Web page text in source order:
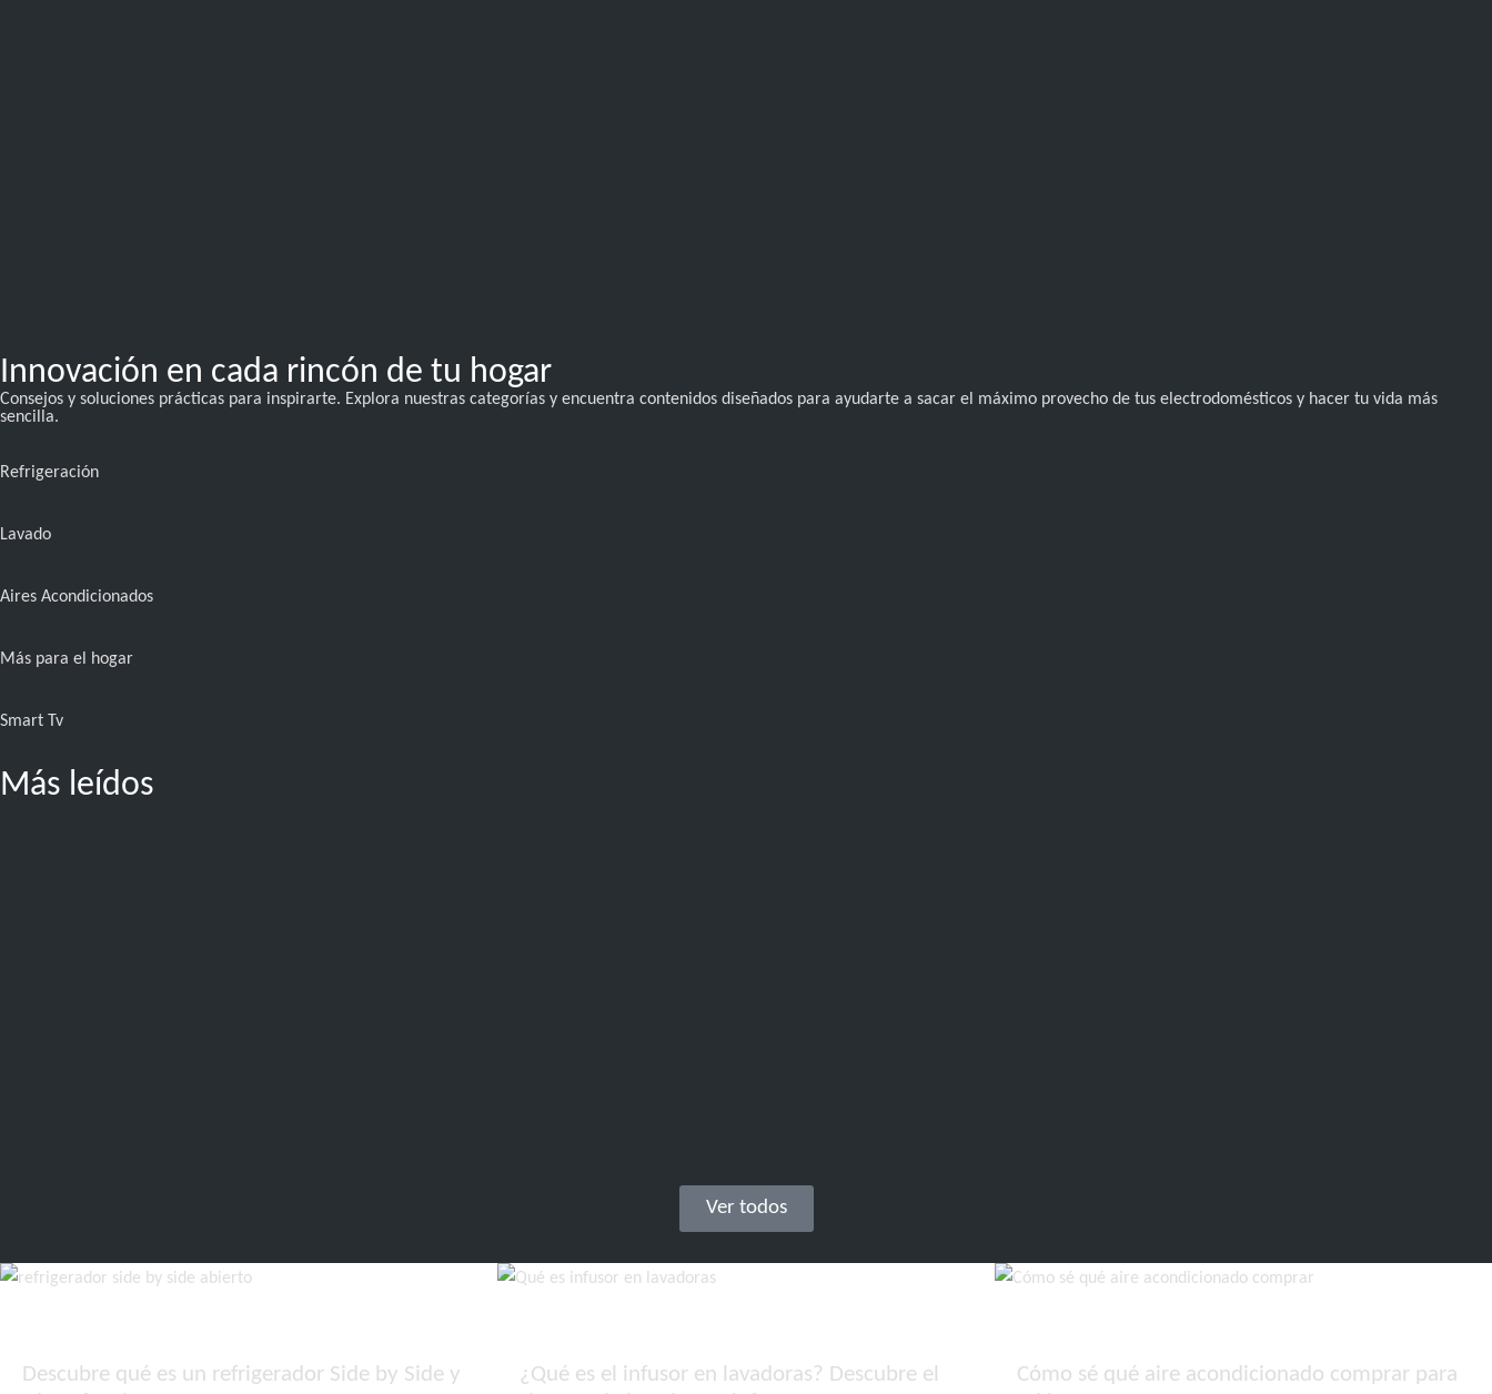
Innovación en cada rincón de tu hogar
Consejos y soluciones prácticas para inspirarte. Explora nuestras categorías y encuentra contenidos diseñados para ayudarte a sacar el máximo provecho de tus electrodomésticos y hacer tu vida más
sencilla.
Refrigeración
Lavado
Aires Acondicionados
Más para el hogar
Smart Tv
Más leídos
Ver todos
Descubre qué es un refrigerador Side by Side y
¿Qué es el infusor en lavadoras? Descubre el
Cómo sé qué aire acondicionado comprar para